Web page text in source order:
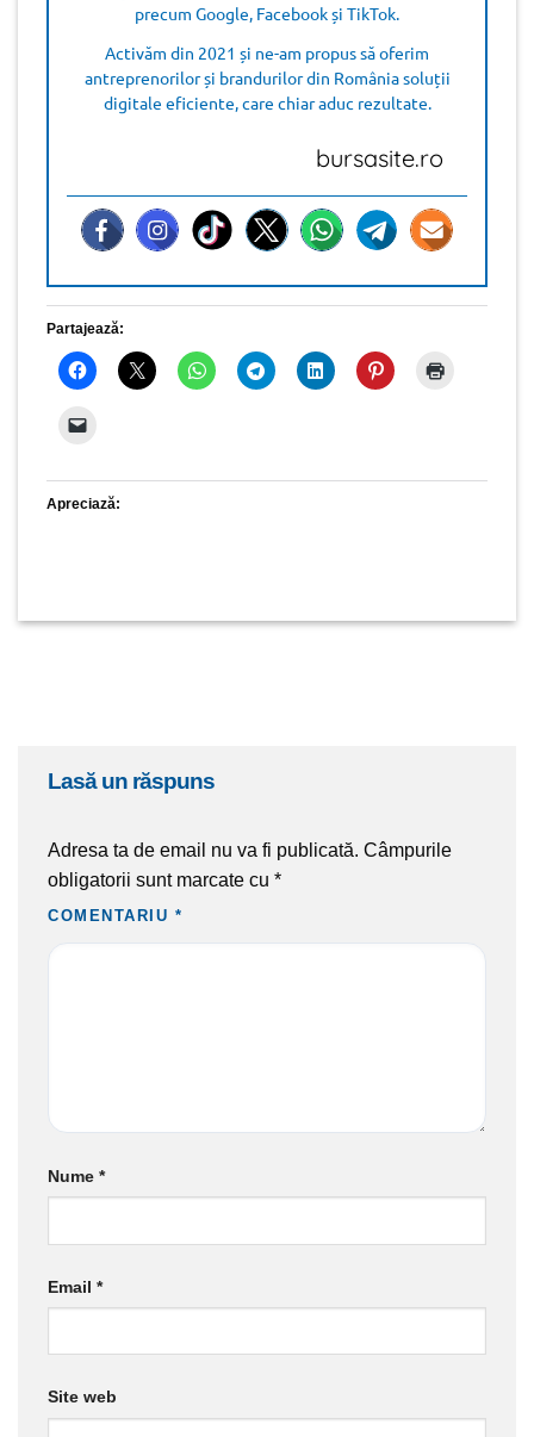
precum Google, Facebook și TikTok.
Activăm din 2021 și ne-am propus să oferim
antreprenorilor și brandurilor din România soluții
digitale eficiente, care chiar aduc rezultate.
bursasite.ro
Partajează:
Apreciază:
lasă un răspuns
Adresa ta de email nu va fi publicată. Câmpurile
obligatorii sunt marcate cu *
COMENTARIU *
Nume *
Email *
Site web